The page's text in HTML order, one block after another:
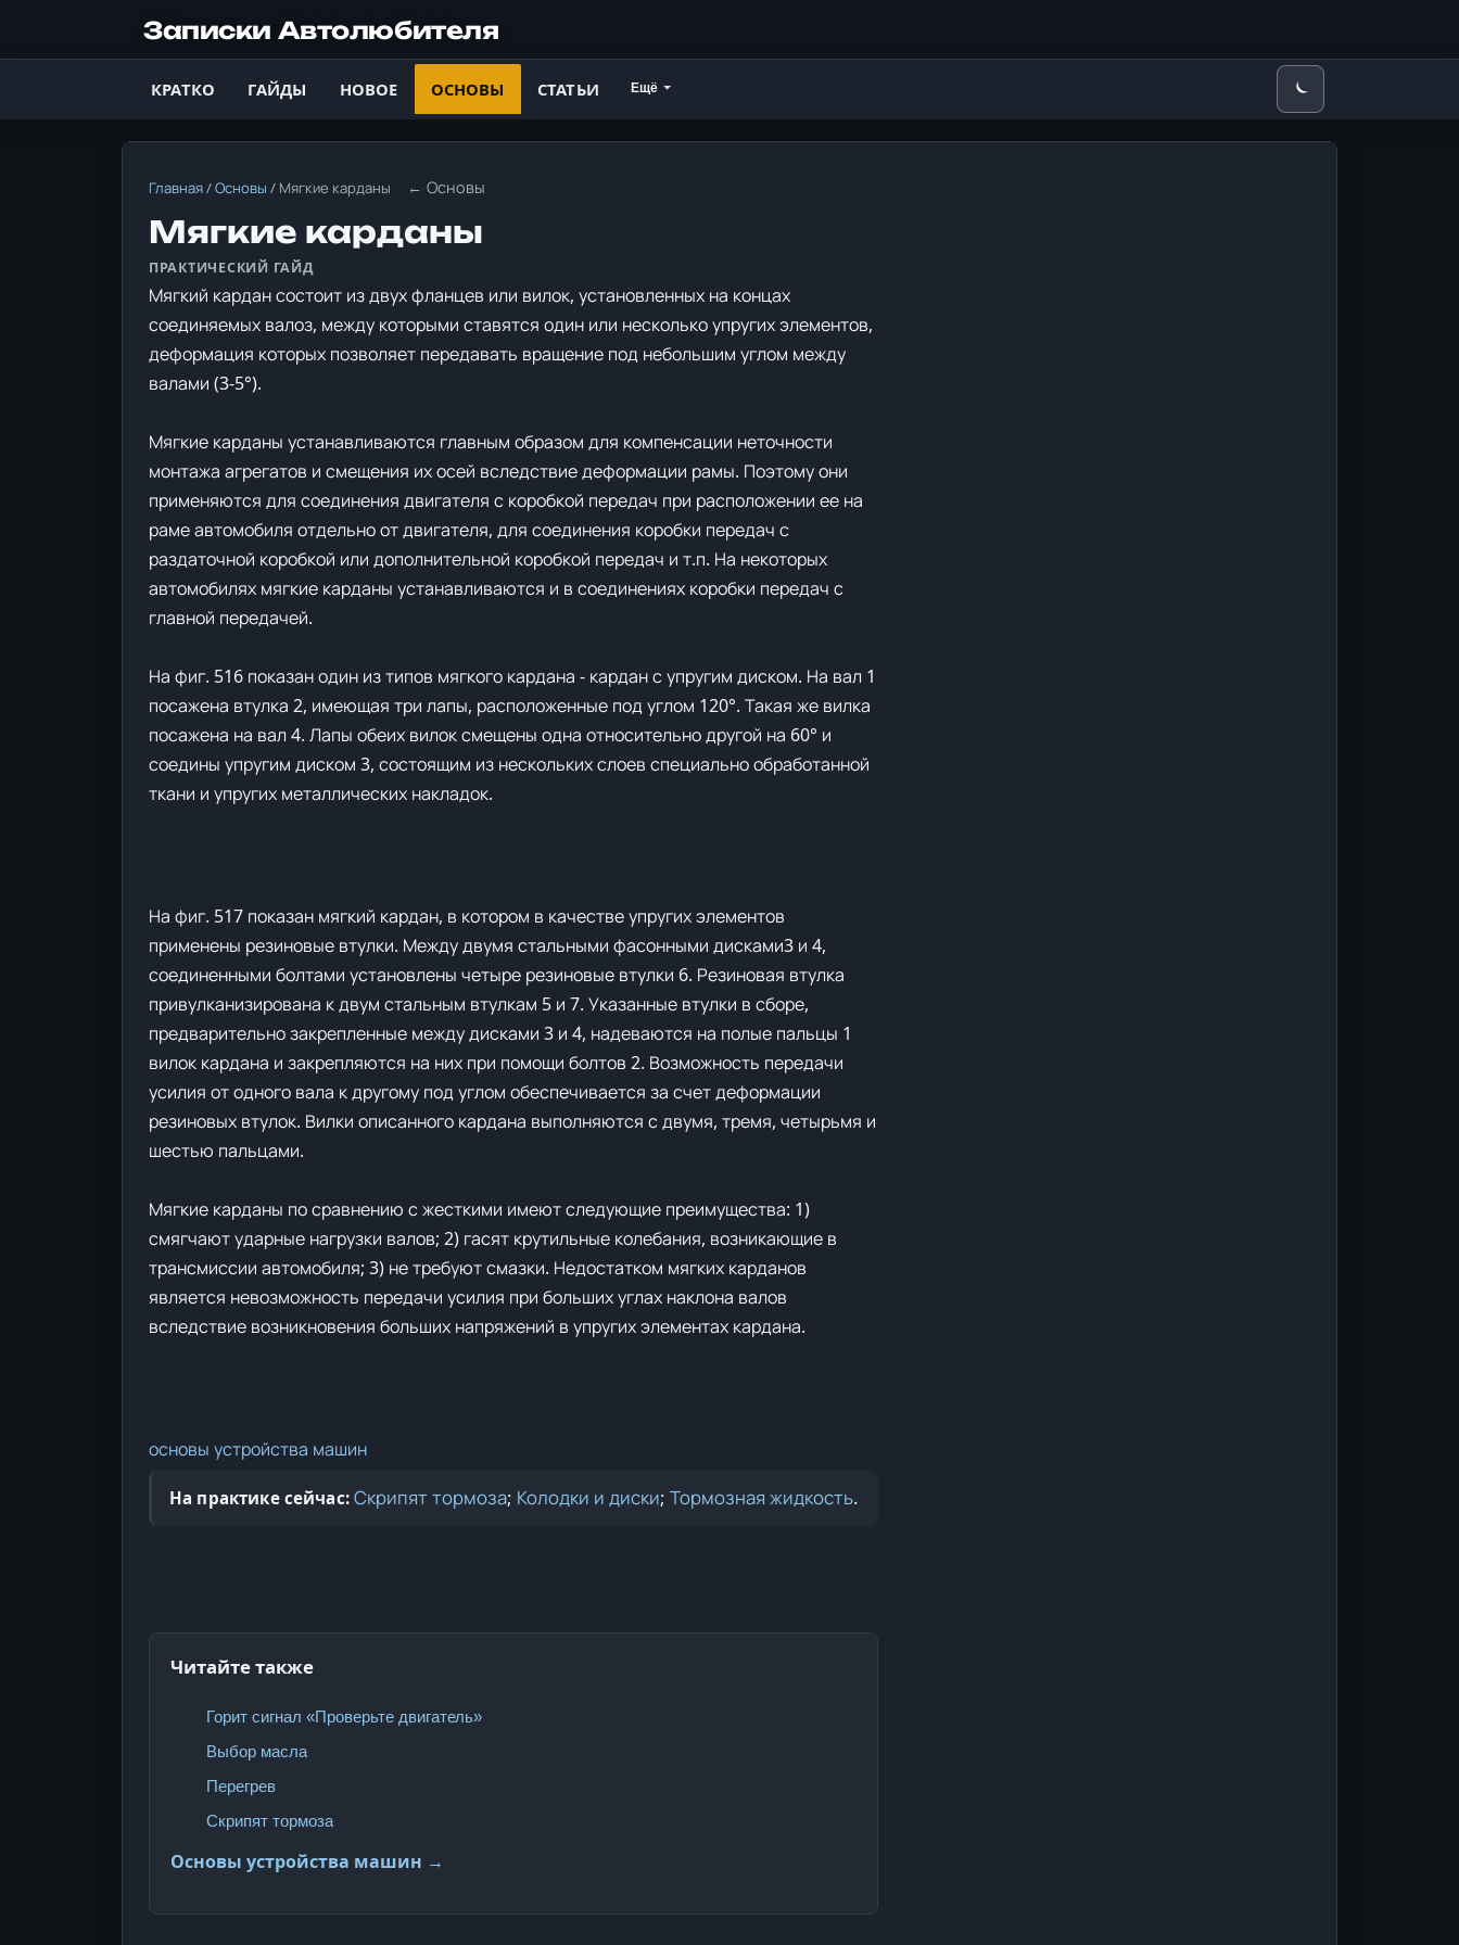
Записки Автолюбителя
КРАТКО ГАЙДЫ НОВОЕ ОСНОВЫ СТАТЬИ Ещё
Главная/Основы / Мягкие карданы ← Основы
Мягкие карданы
Мягкий кардан состоит из двух фланцев или вилок, установленных на концах
соединяемых валоз, между которыми ставятся один или несколько упругих элементов,
деформация которых позволяет передавать вращение под небольшим углом между
валами (3-5°).
Мягкие карданы устанавливаются главным образом для компенсации неточности
монтажа агрегатов и смещения их осей вследствие деформации рамы. Поэтому они
применяются для соединения двигателя с коробкой передач при расположении ее на
раме автомобиля отдельно от двигателя, для соединения коробки передач с
раздаточной коробкой или дополнительной коробкой передач и т.п. На некоторых
автомобилях мягкие карданы устанавливаются и в соединениях коробки передач с
главной передачей.
На фиг. 516 показан один из типов мягкого кардана - кардан с упругим диском. На вал 1
посажена втулка 2, имеющая три лапы, расположенные под углом 120°. Такая же вилка
посажена на вал 4. Лапы обеих вилок смещены одна относительно другой на 60° и
соедины упругим диском 3, состоящим из нескольких слоев специально обработанной
ткани и упругих металлических накладок.
На фиг. 517 показан мягкий кардан, в котором в качестве упругих элементов
применены резиновые втулки. Между двумя стальными фасонными дисками3 и 4,
соединенными болтами установлены четыре резиновые втулки 6. Резиновая втулка
привулканизирована к двум стальным втулкам 5 и 7. Указанные втулки в сборе,
предварительно закрепленные между дисками 3 и 4, надеваются на полые пальцы 1
вилок кардана и закрепляются на них при помощи болтов 2. Возможность передачи
усилия от одного вала к другому под углом обеспечивается за счет деформации
резиновых втулок. Вилки описанного кардана выполняются с двумя, тремя, четырьмя и
шестью пальцами.
Мягкие карданы по сравнению с жесткими имеют следующие преимущества: 1)
смягчают ударные нагрузки валов; 2) гасят крутильные колебания, возникающие в
трансмиссии автомобиля; 3) не требуют смазки. Недостатком мягких карданов
является невозможность передачи усилия при больших углах наклона валов
вследствие возникновения больших напряжений в упругих элементах кардана.
основы устройства машин
На практике сейчас: Скрипят тормоза; Колодки и диски; Тормозная жидкость.
Читайте также
Горит сигнал «Проверьте двигатель»
Выбор масла
Перегрев
Скрипят тормоза
Основы устройства машин →